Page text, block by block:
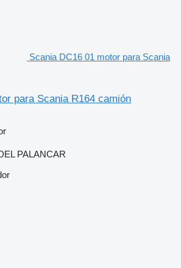
Scania DC16 01 motor para Scania
para Scania R164 camión
PALANCAR